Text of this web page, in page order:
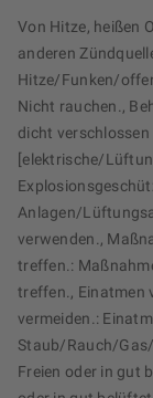
Von Hitze, heißen
anderen
Hitze/Funken/
Nicht rauchen.,
dicht
[elektrische/
Anlagen/
verwenden.,
treffen.:
treffen., Einatmen
vermeiden.:
Staub/Rauch/
Freien oder in gut